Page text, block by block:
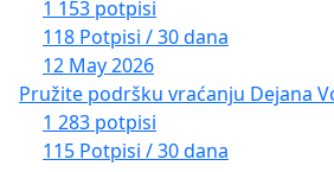
1 153 potpisi
118 Potpisi / 30 dana
12 May 2026
Pružite podršku vraćanju Dejana
1 283 potpisi
115 Potpisi / 30 dana